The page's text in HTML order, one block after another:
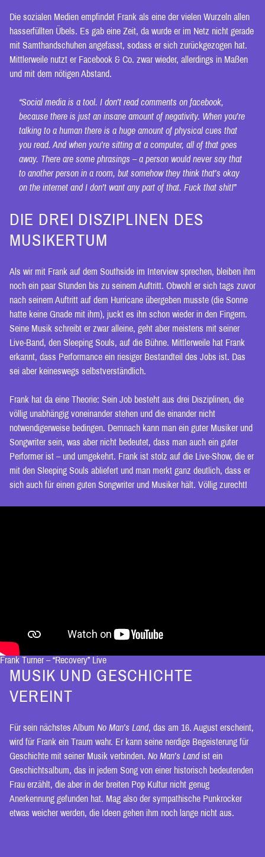
Die sozialen Medien empfindet Frank als eine der vielen Wurzeln allen
hasserfüllten Übels. Es gab eine Zeit, da wurde er im Netz nicht gerade
mit Samthandschuhen angefasst, sodass er sich zurückgezogen hat.
Mittlerweile nutzt er Facebook & Co. zwar wieder, allerdings in Maßen
und mit dem nötigen Abstand.
“Social media is a tool. I don’t read comments on facebook,
because there is just an insane amount of negativity. When you’re
talking to a human there is a huge amount of physical cues that
you read. And when you’re sitting at a computer, all of that goes
away. There are some phrasings – a person would never say that
to another person in a room, but somehow they think that’s okay
on the internet and I don’t want any part of that. Fuck that shit!”
DIE DREI DISZIPLINEN DES
MUSIKERTUM
Als wir mit Frank auf dem Southside im Interview sprechen, bleiben ihm
noch ein paar Stunden bis zu seinem Auftritt. Obwohl er sich tags zuvor
nach seinem Auftritt auf dem Hurricane übergeben musste (die Sonne
hatte keine Gnade mit ihm), juckt es ihn schon wieder in den Fingern.
Seine Musik schreibt er zwar alleine, geht aber meistens mit seiner
Live-Band, den Sleeping Souls, auf die Bühne. Mittlerweile hat Frank
erkannt, dass Performance ein riesiger Bestandteil des Jobs ist. Das
sei aber keineswegs selbstverständlich.
Frank hat da eine Theorie: Sein Job besteht aus drei Disziplinen, die
völlig unabhängig voneinander stehen und die einander nicht
notwendigerweise bedingen. Demnach kann man ein guter Musiker und
Songwriter sein, was aber nicht bedeutet, dass man auch ein guter
Performer ist – und umgekehrt. Frank ist stolz auf die Live-Show, die er
mit den Sleeping Souls abliefert und man merkt ganz deutlich, dass er
sich auch für einen guten Songwriter und Musiker hält. Völlig zurecht!
Frank Turner – “Recovery” Live
MUSIK UND GESCHICHTE
VEREINT
Für sein nächstes Album No Man’s Land, das am 16. August erscheint,
wird für Frank ein Traum wahr. Er kann seine nerdige Begeisterung für
Geschichte mit seiner Musik verbinden. No Man’s Landist ein
Geschichtsalbum, das in jedem Song von einer historisch bedeutenden
Frau erzählt, die aber in der breiten Pop Kultur nicht genug
Anerkennung gefunden hat. Mag also der sympathische Punkrocker
etwas weicher werden, die Ideen gehen ihm noch lange nicht aus.